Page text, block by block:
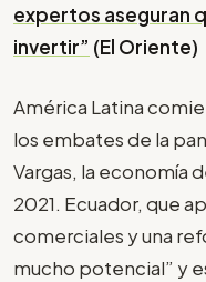
expertos aseguran
invertir” (El Oriente)
América Latina
los embates de la
Vargas, la economía
2021. Ecuador, que
comerciales y una
mucho potencial” y